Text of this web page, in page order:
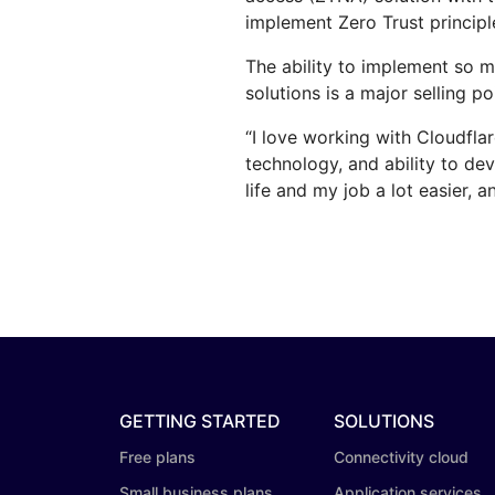
implement Zero Trust
The ability to implement so
solutions is a major selling
“I love working with
technology, and ability to
life and my job a lot easier,
GETTING STARTED
Free plans
SOLUTIONS
Connectivity cloud